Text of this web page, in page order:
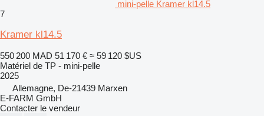
mini-pelle Kramer kl14.5
7
Kramer kl14.5
550 200 MAD 51 170 € ≈ 59 120 $US
Matériel de TP - mini-pelle
2025
Allemagne, De-21439 Marxen
E-FARM GmbH
Contacter le vendeur